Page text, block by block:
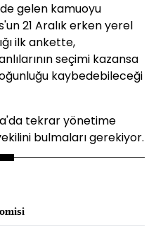
gelen kamuoyu
21 Aralık erken yerel
ilk ankette,
seçimi kazansa
kaybedebileceği
tekrar yönetime
bulmaları gerekiyor.